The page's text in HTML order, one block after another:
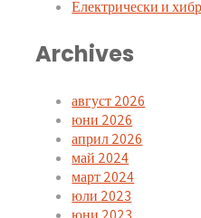
Електрически и
Archives
август 2026
юни 2026
април 2026
май 2024
март 2024
юли 2023